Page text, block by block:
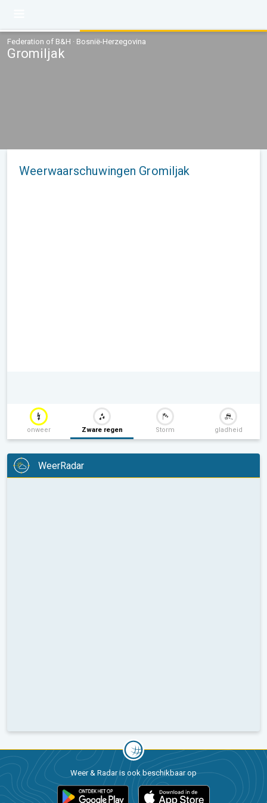
Federation of B&H · Bosnië-Herzegovina
Gromiljak
Weerwaarschuwingen Gromiljak
onweer Zware regen Storm gladheid
WeerRadar
Weer & Radar is ook beschikbaar op